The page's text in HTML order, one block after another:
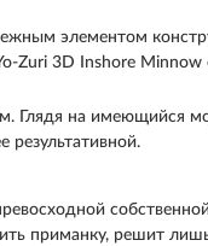
элементом
Zuri 3D Inshore
Глядя на имеющийся
результативной.
приманку, решит